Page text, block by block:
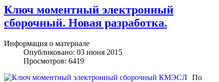
Ключ моментный электронный
сборочный. Новая разработка.
Информация о материале
Опубликовано: 03 июня 2015
Просмотров: 6419
По